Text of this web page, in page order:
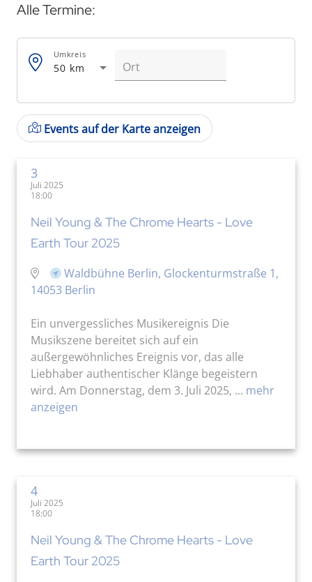
Alle Termine:
50 km
Umkreis
Events auf der Karte anzeigen
3
Juli 2025
18:00
Neil Young & The Chrome Hearts - Love
Earth Tour 2025
Waldbühne Berlin, Glockenturmstraße 1,
14053 Berlin
Ein unvergessliches Musikereignis Die
Musikszene bereitet sich auf ein
außergewöhnliches Ereignis vor, das alle
Liebhaber authentischer Klänge begeistern
wird. Am Donnerstag, dem 3. Juli 2025, ... mehr
anzeigen
4
Juli 2025
18:00
Neil Young & The Chrome Hearts - Love
Earth Tour 2025